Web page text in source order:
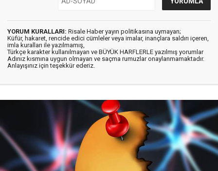
YORUM KURALLARI: Risale Haber yayın politikasına uymayan;
Küfür, hakaret, rencide edici cümleler veya imalar, inançlara saldırı içeren,
imla kuralları ile yazılmamış,
Türkçe karakter kullanılmayan ve BÜYÜK HARFLERLE yazılmış yorumlar
Adınız kısmına uygun olmayan ve saçma rumuzlar onaylanmamaktadır.
Anlayışınız için teşekkür ederiz.